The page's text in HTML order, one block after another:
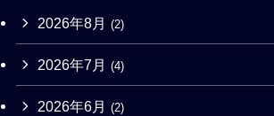
2026年8月 (2)
2026年7月 (4)
2026年6月 (2)